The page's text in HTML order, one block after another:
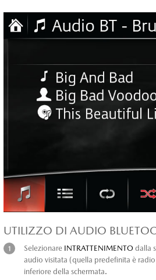
UTILIZZO DI AUDIO
Selezionare INTRATTENIMENTO dalla
audio visitata (quella predefinita è
inferiore della schermata.